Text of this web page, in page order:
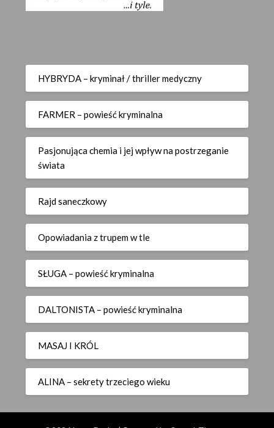
HYBRYDA – kryminał / thriller medyczny
FARMER – powieść kryminalna
Pasjonująca chemia i jej wpływ na postrzeganie
świata
Rajd saneczkowy
Opowiadania z trupem w tle
SŁUGA – powieść kryminalna
DALTONISTA – powieść kryminalna
MASAJ I KRÓL
ALINA – sekrety trzeciego wieku